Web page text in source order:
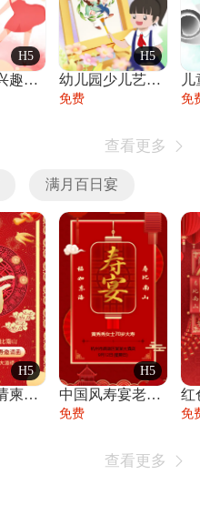
H5
少儿舞蹈兴趣班艺术培训学校招生宣传
H5
幼儿园少儿艺术展览绘画展摄影作品展美术展
免费 免
查看更多 
满月百日宴
H5
喜庆寿宴请柬老人生日宴会邀请函请柬过大寿
H5
中国风寿宴老人生日宴会邀请函寿宴请帖请柬
免费 免
查看更多 